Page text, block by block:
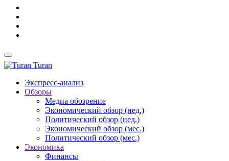
Turan
Экспресс-анализ
Обзоры
Медиа обозрение
Экономический обзор (нед.)
Политический обзор (нед.)
Экономический обзор (мес.)
Политический обзор (мес.)
Экономика
Финансы